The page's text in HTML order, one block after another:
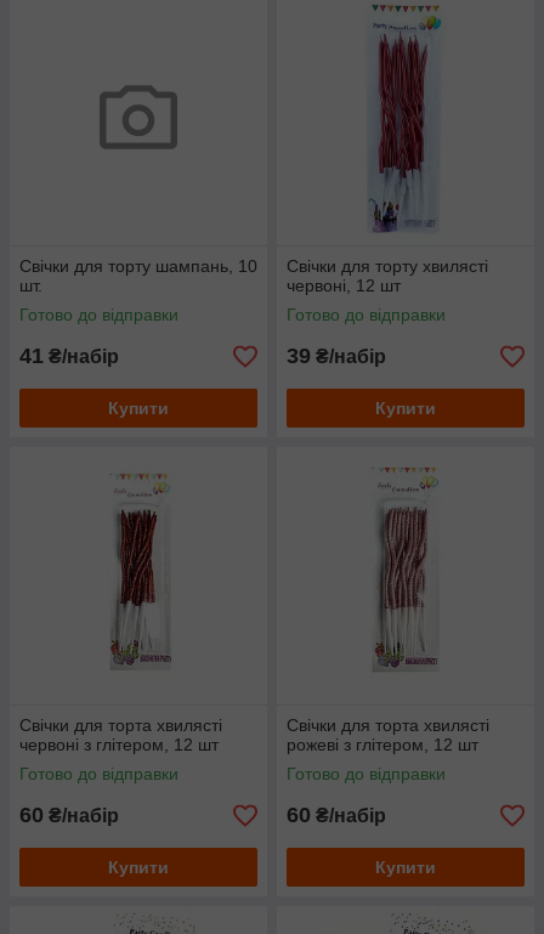
Свічки для торту шампань, 10
шт.
Готово до відправки
41 ₴/набір
Купити
Свічки для торту хвилясті
червоні, 12 шт
Готово до відправки
39 ₴/набір
Купити
Свічки для торта хвилясті
червоні з глітером, 12 шт
Готово до відправки
60 ₴/набір
Купити
Свічки для торта хвилясті
рожеві з глітером, 12 шт
Готово до відправки
60 ₴/набір
Купити